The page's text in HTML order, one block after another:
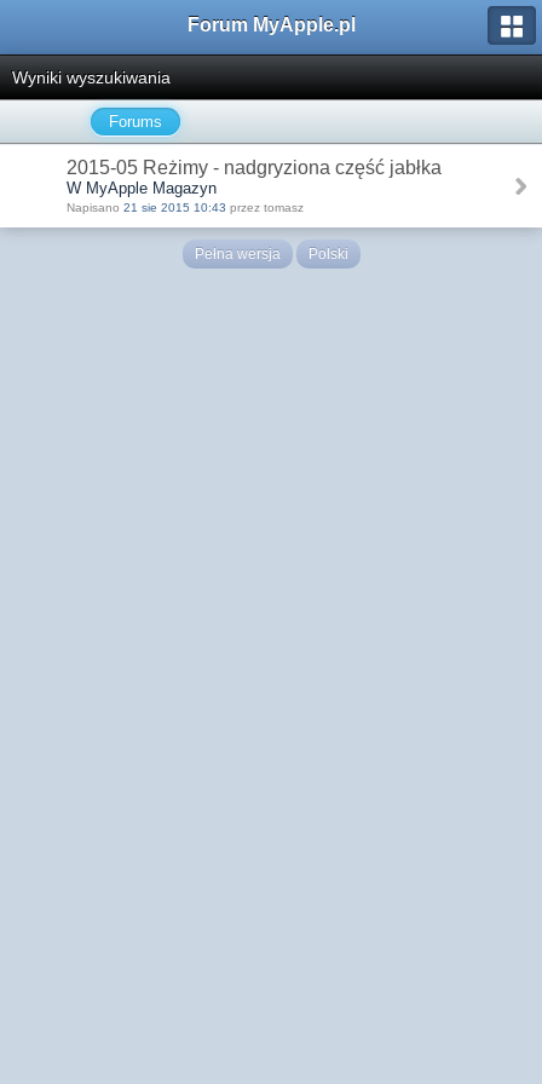
Forum MyApple.pl
Wyniki wyszukiwania
Forums
2015-05 Reżimy - nadgryziona część jabłka
W MyApple Magazyn
Napisano 21 sie 2015 10:43 przez tomasz
Pełna wersja Polski